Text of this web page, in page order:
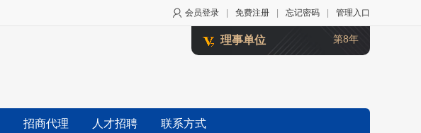
会员登录 免费注册 忘记密码 管理入口
理事单位 第8年
招商代理 人才招聘 联系方式